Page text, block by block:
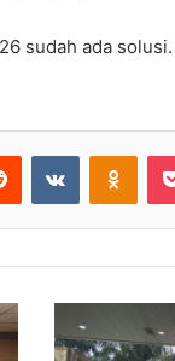
sudah ada